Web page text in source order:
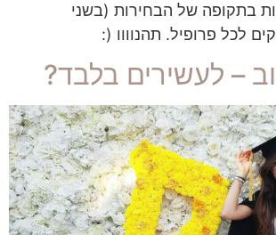
בתקופה של הבחירות (בשני
לכל פרופיל. תהנוווו (:
– לעשירים בלבד?